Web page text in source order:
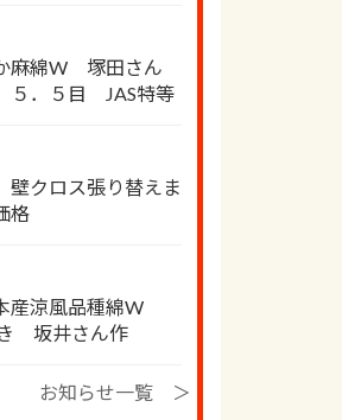
麻綿W 塚田さん
．５目 JAS特等
ロス張り替えま
格
産涼風品種綿W
坂井さん作
お知らせ一覧 ＞